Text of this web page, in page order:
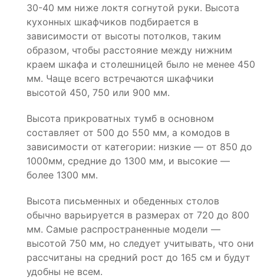
30-40 мм ниже локтя согнутой руки. Высота
кухонных шкафчиков подбирается в
зависимости от высоты потолков, таким
образом, чтобы расстояние между нижним
краем шкафа и столешницей было не менее 450
мм. Чаще всего встречаются шкафчики
высотой 450, 750 или 900 мм.
Высота прикроватных тумб в основном
составляет от 500 до 550 мм, а комодов в
зависимости от категории: низкие — от 850 до
1000мм, средние до 1300 мм, и высокие —
более 1300 мм.
Высота письменных и обеденных столов
обычно варьируется в размерах от 720 до 800
мм. Самые распространенные модели —
высотой 750 мм, но следует учитывать, что они
рассчитаны на средний рост до 165 см и будут
удобны не всем.